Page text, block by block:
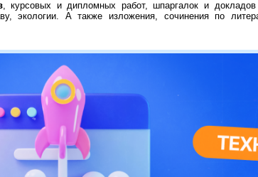
, курсовых и дипломных работ, шпаргалок и
экологии. А также изложения, сочинения по